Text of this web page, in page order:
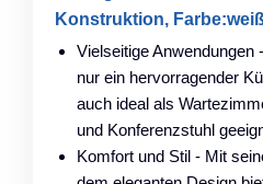
Konstruktion,
Vielseitige Anwendungen
nur ein hervorragender
auch ideal als
und Konferenzstuhl
Komfort und Stil - Mit